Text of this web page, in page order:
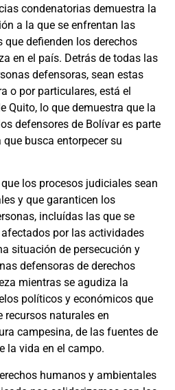
condenatorias demuestra la
a la que se enfrentan las
defienden los derechos
en el país. Detrás de todas las
defensoras, sean estas
o por particulares, está el
Quito, lo que demuestra que la
defensores de Bolívar es parte
busca entorpecer su
los procesos judiciales sean
y que garanticen los
incluídas las que se
por las actividades
situación de persecución y
defensoras de derechos
mientras se agudiza la
políticos y económicos que
recursos naturales en
campesina, de las fuentes de
la vida en el campo.
humanos y ambientales